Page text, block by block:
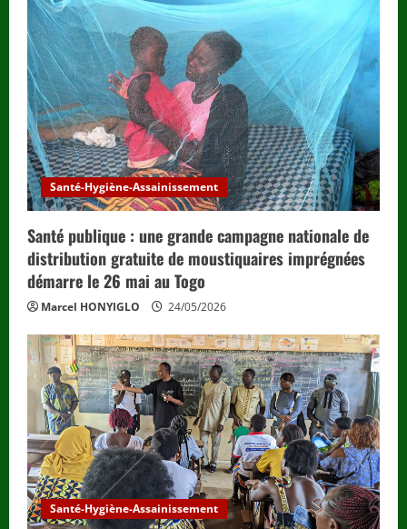
a
d
i
n
g
Santé-Hygiène-Assainissement
Santé publique : une grande campagne nationale de
distribution gratuite de moustiquaires imprégnées
démarre le 26 mai au Togo
Marcel HONYIGLO 24/05/2026
Santé-Hygiène-Assainissement